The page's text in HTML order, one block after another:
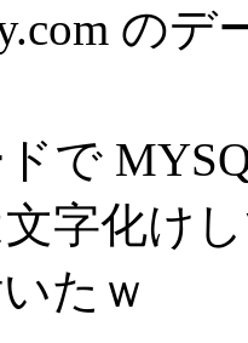
の
で
字化け
たｗ